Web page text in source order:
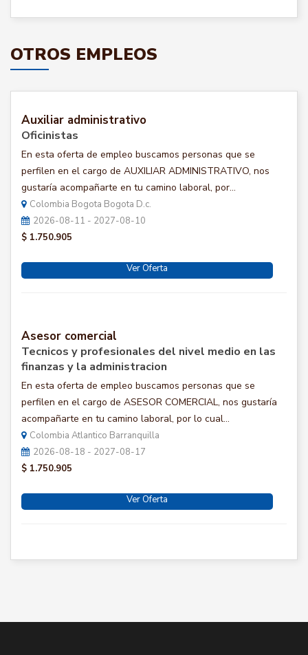
OTROS EMPLEOS
Auxiliar administrativo
Oficinistas
En esta oferta de empleo buscamos personas que se
perfilen en el cargo de AUXILIAR ADMINISTRATIVO, nos
gustaría acompañarte en tu camino laboral, por...
Colombia Bogota Bogota D.c.
2026-08-11 - 2027-08-10
$ 1.750.905
Ver Oferta
Asesor comercial
Tecnicos y profesionales del nivel medio en las
finanzas y la administracion
En esta oferta de empleo buscamos personas que se
perfilen en el cargo de ASESOR COMERCIAL, nos gustaría
acompañarte en tu camino laboral, por lo cual...
Colombia Atlantico Barranquilla
2026-08-18 - 2027-08-17
$ 1.750.905
Ver Oferta